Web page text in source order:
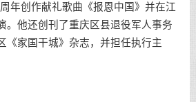
年创作献礼歌曲《报恩中国》并在江
。他还创刊了重庆区县退役军人事务
家国干城》杂志，并担任执行主